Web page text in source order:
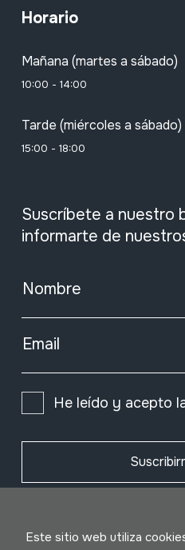
Horario
Mañana (martes a sábado)
10:00 - 14:00
Tarde (miércoles a sábado)
15:00 - 18:00
Suscríbete a nuestro
informarte de
Nombre
Email
He leído y acepto
Este sitio web utiliza